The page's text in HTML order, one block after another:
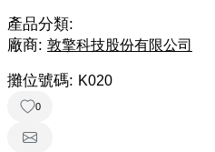
產品分類:
廠商: 敦擎科技股份有限公司
攤位號碼: K020
0